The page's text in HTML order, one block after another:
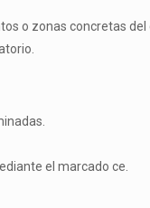
o zonas concretas del
el marcado ce.